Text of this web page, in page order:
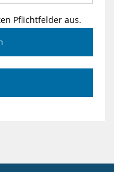
Pflichtfelder aus.